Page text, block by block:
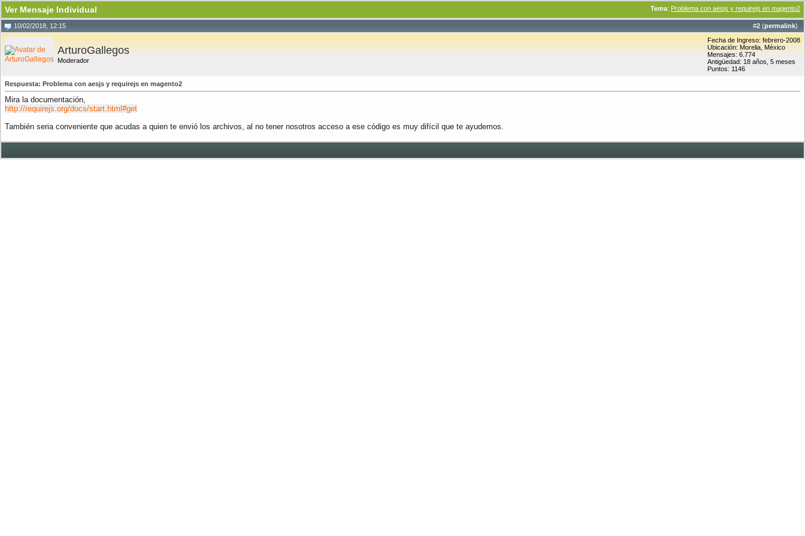
Tema: Problema con aesjs y requirejs en magento2
Ver Mensaje Individual
#2 (permalink)
10/02/2018, 12:15
ArturoGallegos
Moderador
Fecha de Ingreso: febrero-2008
Ubicación: Morelia, México
Mensajes: 6.774
Antigüedad: 18 años, 5 meses
Puntos: 1146
Respuesta: Problema con aesjs y requirejs en magento2
Mira la documentación,
http://requirejs.org/docs/start.html#get
También seria conveniente que acudas a quien te envió los archivos, al no tener nosotros acceso a ese código es muy difícil que te ayudemos.